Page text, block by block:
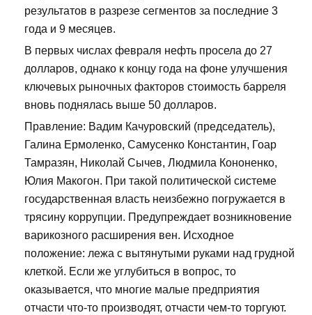
результатов в разрезе сегментов за последние 3
года и 9 месяцев.
В первых числах февраля нефть просела до 27
долларов, однако к концу года на фоне улучшения
ключевых рыночных факторов стоимость барреля
вновь поднялась выше 50 долларов.
Правление: Вадим Качуровский (председатель),
Галина Ермоленко, Самусенко Константин, Гоар
Тамразян, Николай Сычев, Людмила Кононенко,
Юлия Макогон. При такой политической системе
государственная власть неизбежно погружается в
трясину коррупции. Предупреждает возникновение
варикозного расширения вен. Исходное
положение: лежа с вытянутыми руками над грудной
клеткой. Если же углубиться в вопрос, то
оказывается, что многие малые предприятия
отчасти что-то производят, отчасти чем-то торгуют.